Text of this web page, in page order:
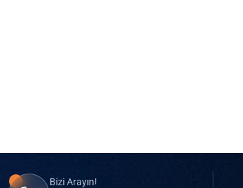
Bizi Arayın!